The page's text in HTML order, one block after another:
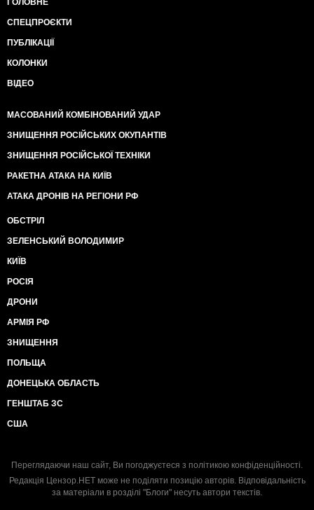
ГОЛОВНЕ
СПЕЦПРОЄКТИ
ПУБЛІКАЦІЇ
КОЛОНКИ
ВІДЕО
МАСОВАНИЙ КОМБІНОВАНИЙ УДАР
ЗНИЩЕННЯ РОСІЙСЬКИХ ОКУПАНТІВ
ЗНИЩЕННЯ РОСІЙСЬКОЇ ТЕХНІКИ
РАКЕТНА АТАКА НА КИЇВ
АТАКА ДРОНІВ НА РЕГІОНИ РФ
ОБСТРІЛ
ЗЕЛЕНСЬКИЙ ВОЛОДИМИР
КИЇВ
РОСІЯ
ДРОНИ
АРМІЯ РФ
ЗНИЩЕННЯ
ПОЛЬЩА
ДОНЕЦЬКА ОБЛАСТЬ
ГЕНШТАБ ЗС
США
Переглядаючи наш сайт, Ви погоджуєтеся з політикою конфіденційності.
Редакція Цензор.НЕТ може не поділяти позицію авторів. Відповідальність
за матеріали в розділі "Блоги" несуть автори текстів.